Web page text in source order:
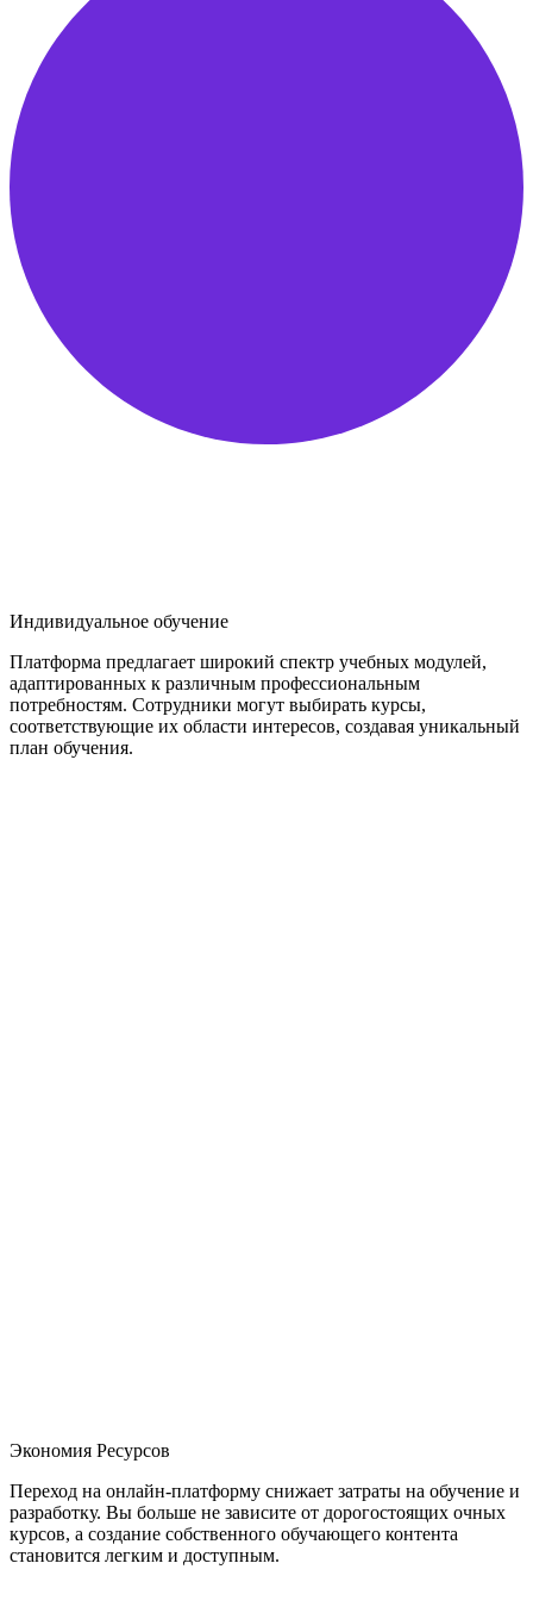
Индивидуальное обучение
Платформа предлагает широкий спектр учебных модулей,
адаптированных к различным профессиональным
потребностям. Сотрудники могут выбирать курсы,
соответствующие их области интересов, создавая уникальный
план обучения.
Экономия Ресурсов
Переход на онлайн-платформу снижает затраты на обучение и
разработку. Вы больше не зависите от дорогостоящих очных
курсов, а создание собственного обучающего контента
становится легким и доступным.